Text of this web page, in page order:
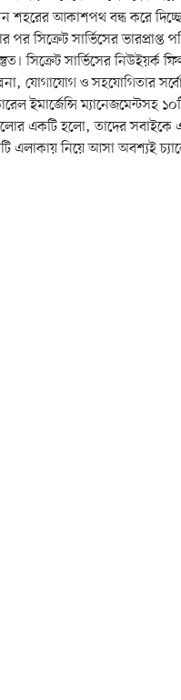
শহরের আকাশপথ বন্ধ করে
পর সিক্রেট সার্ভিসের
সিক্রেট সার্ভিসের নিউইয়র্ক
যোগাযোগ ও সহযোগিতার
ইমার্জেন্সি ম্যানেজমেন্টসহ
একটি হলো, তাদের সবাইকে
নিয়ে আসা অবশ্যই